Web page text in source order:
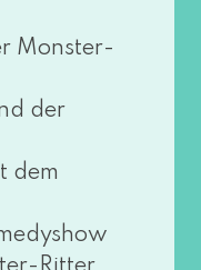
Monster-
der
dem